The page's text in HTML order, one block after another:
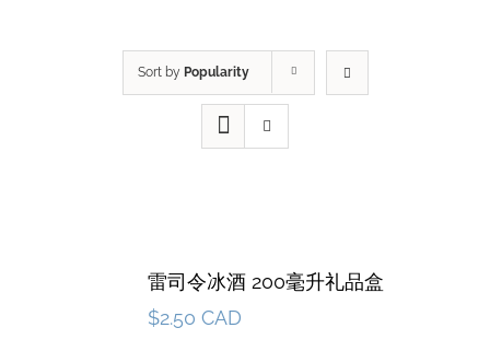
Sort by Popularity
雷司令冰酒 200毫升礼品盒
$2.50 CAD